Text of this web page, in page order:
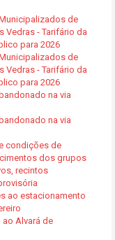
de
Vedras - Tarifário da
para 2026
de
Vedras - Tarifário da
para 2026
na via
na via
condições de
dos grupos
recintos
ao estacionamento
ao Alvará de